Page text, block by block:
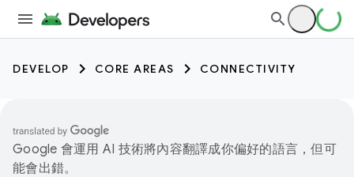
DEVELOP CORE AREAS CONNECTIVITY
Google 會運用 AI 技術將內容翻譯成你偏好的語言，但可
能會出錯。